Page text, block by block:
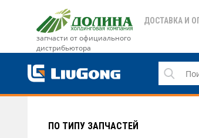
запчасти от официального
дистрибьютора
ДОСТАВКА И
ДОСТАВКА И
ПО ТИПУ ЗАПЧАСТЕЙ